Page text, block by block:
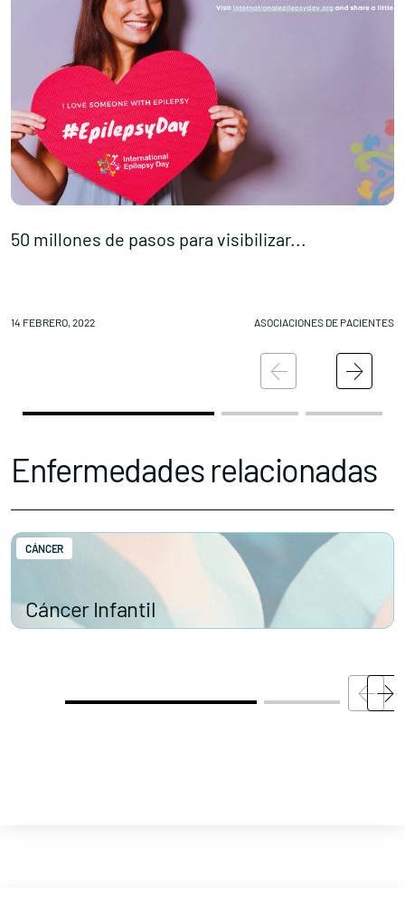
50 millones de pasos para visibilizar...
14 FEBRERO, 2022 ASOCIACIONES DE PACIENTES
Enfermedades relacionadas
Cáncer Infantil
CÁNCER